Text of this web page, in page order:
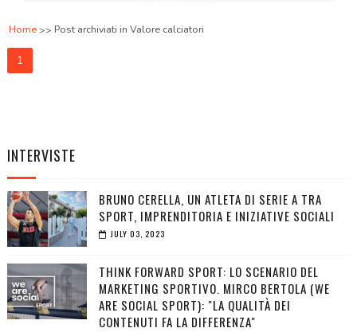
Home Post archiviati in Valore calciatori
1
INTERVISTE
BRUNO CERELLA, UN ATLETA DI SERIE A TRA
SPORT, IMPRENDITORIA E INIZIATIVE SOCIALI
JULY 03, 2023
THINK FORWARD SPORT: LO SCENARIO DEL
MARKETING SPORTIVO. MIRCO BERTOLA (WE
ARE SOCIAL SPORT): "LA QUALITÀ DEI
CONTENUTI FA LA DIFFERENZA"